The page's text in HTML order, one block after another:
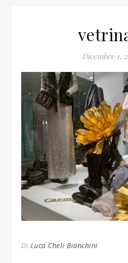
Dicembre 1,
Di Luca Cheli Bianchini